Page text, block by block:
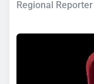
Regional Reporter